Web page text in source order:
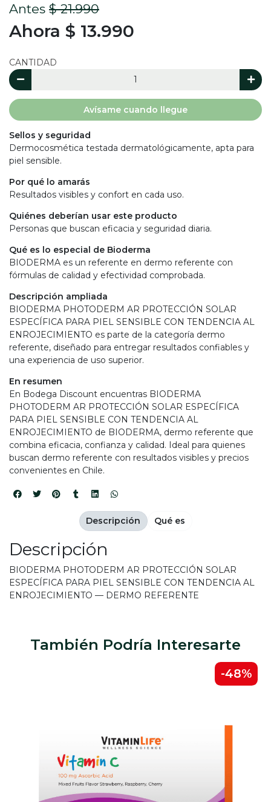
Antes $ 21.990
Ahora $ 13.990
CANTIDAD
Avísame cuando llegue
Sellos y seguridad
Dermocosmética testada dermatológicamente, apta para
piel sensible.
Por qué lo amarás
Resultados visibles y confort en cada uso.
Quiénes deberían usar este producto
Personas que buscan eficacia y seguridad diaria.
Qué es lo especial de Bioderma
BIODERMA es un referente en dermo referente con
fórmulas de calidad y efectividad comprobada.
Descripción ampliada
BIODERMA PHOTODERM AR PROTECCIÓN SOLAR
ESPECÍFICA PARA PIEL SENSIBLE CON TENDENCIA AL
ENROJECIMIENTO es parte de la categoría dermo
referente, diseñado para entregar resultados confiables y
una experiencia de uso superior.
En resumen
En Bodega Discount encuentras BIODERMA
PHOTODERM AR PROTECCIÓN SOLAR ESPECÍFICA
PARA PIEL SENSIBLE CON TENDENCIA AL
ENROJECIMIENTO de BIODERMA, dermo referente que
combina eficacia, confianza y calidad. Ideal para quienes
buscan dermo referente con resultados visibles y precios
convenientes en Chile.
Descripción
BIODERMA PHOTODERM AR PROTECCIÓN SOLAR
ESPECÍFICA PARA PIEL SENSIBLE CON TENDENCIA AL
ENROJECIMIENTO — DERMO REFERENTE
Descripción Qué es
También Podría Interesarte
-48%